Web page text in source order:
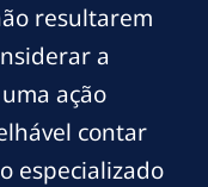
resultarem
a
ação
contar
especializado